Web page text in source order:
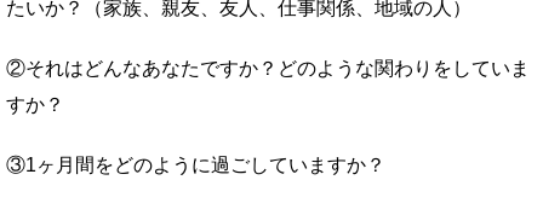
たいか？（家族、親友、友人、仕事関係、地域の人）
②それはどんなあなたですか？どのような関わりをしていま
すか？
③1ヶ月間をどのように過ごしていますか？